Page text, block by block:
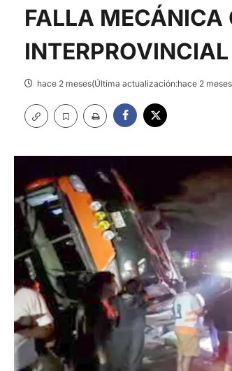
FALLA MECÁNICA
hace 2 meses(Última actualización:hace 2